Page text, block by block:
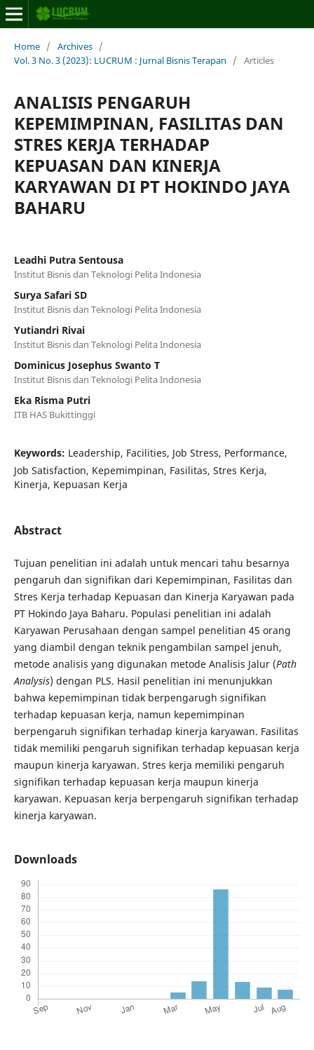
Home / Archives /
Vol. 3 No. 3 (2023): LUCRUM : Jurnal Bisnis Terapan
/ Articles
ANALISIS PENGARUH
KEPEMIMPINAN, FASILITAS DAN
STRES KERJA TERHADAP
KEPUASAN DAN KINERJA
KARYAWAN DI PT HOKINDO JAYA
BAHARU
Leadhi Putra Sentousa
Institut Bisnis dan Teknologi Pelita Indonesia
Surya Safari SD
Institut Bisnis dan Teknologi Pelita Indonesia
Yutiandri Rivai
Institut Bisnis dan Teknologi Pelita Indonesia
Dominicus Josephus Swanto T
Institut Bisnis dan Teknologi Pelita Indonesia
Eka Risma Putri
ITB HAS Bukittinggi
Keywords: Leadership, Facilities, Job Stress, Performance,
Job Satisfaction, Kepemimpinan, Fasilitas, Stres Kerja,
Kinerja, Kepuasan Kerja
Abstract
Tujuan penelitian ini adalah untuk mencari tahu besarnya
pengaruh dan signifikan dari Kepemimpinan, Fasilitas dan
Stres Kerja terhadap Kepuasan dan Kinerja Karyawan pada
PT Hokindo Jaya Baharu. Populasi penelitian ini adalah
Karyawan Perusahaan dengan sampel penelitian 45 orang
yang diambil dengan teknik pengambilan sampel jenuh,
metode analisis yang digunakan metode Analisis Jalur (Path
Analysis) dengan PLS. Hasil penelitian ini menunjukkan
bahwa kepemimpinan tidak berpengarugh signifikan
terhadap kepuasan kerja, namun kepemimpinan
berpengaruh signifikan terhadap kinerja karyawan. Fasilitas
tidak memiliki pengaruh signifikan terhadap kepuasan kerja
maupun kinerja karyawan. Stres kerja memiliki pengaruh
signifikan terhadap kepuasan kerja maupun kinerja
karyawan. Kepuasan kerja berpengaruh signifikan terhadap
kinerja karyawan.
Downloads